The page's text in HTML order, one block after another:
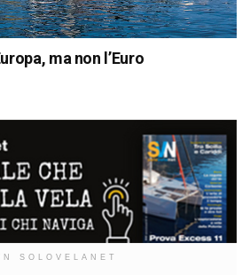
ma non l’Euro
SOLOVELANET